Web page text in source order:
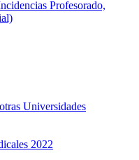
Profesorado,
Universidades
2022